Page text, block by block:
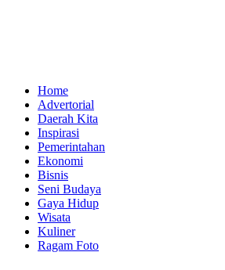
Home
Advertorial
Daerah Kita
Inspirasi
Pemerintahan
Ekonomi
Bisnis
Seni Budaya
Gaya Hidup
Wisata
Kuliner
Ragam Foto